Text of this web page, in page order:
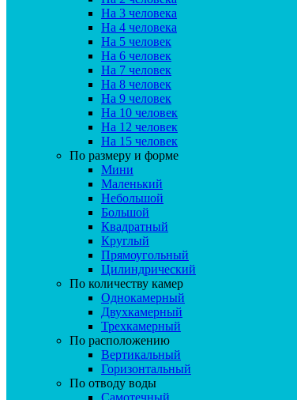
На 3 человека
На 4 человека
На 5 человек
На 6 человек
На 7 человек
На 8 человек
На 9 человек
На 10 человек
На 12 человек
На 15 человек
По размеру и форме
Мини
Маленький
Небольшой
Большой
Квадратный
Круглый
Прямоугольный
Цилиндрический
По количеству камер
Однокамерный
Двухкамерный
Трехкамерный
По расположению
Вертикальный
Горизонтальный
По отводу воды
Самотечный